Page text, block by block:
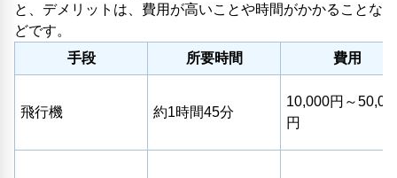
と、デメリットは、費用が高いことや時間がかかることな
どです。
手段
所要時間 費用
飛行機 約1時間45分
10,000円～
円